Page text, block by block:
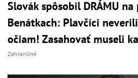
Slovák spôsobil DRÁMU
Benátkach: Plavčíci
očiam! Zasahovať museli
Zahraničné